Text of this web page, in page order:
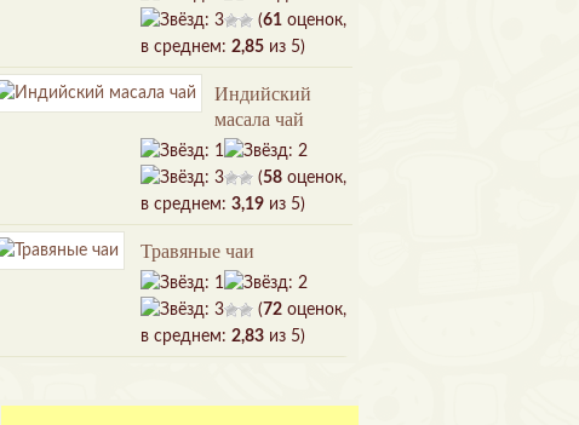
(61 оценок,
в среднем: 2,85 из 5)
Индийский
масала чай
(58 оценок,
в среднем: 3,19 из 5)
Травяные чаи
(72 оценок,
в среднем: 2,83 из 5)